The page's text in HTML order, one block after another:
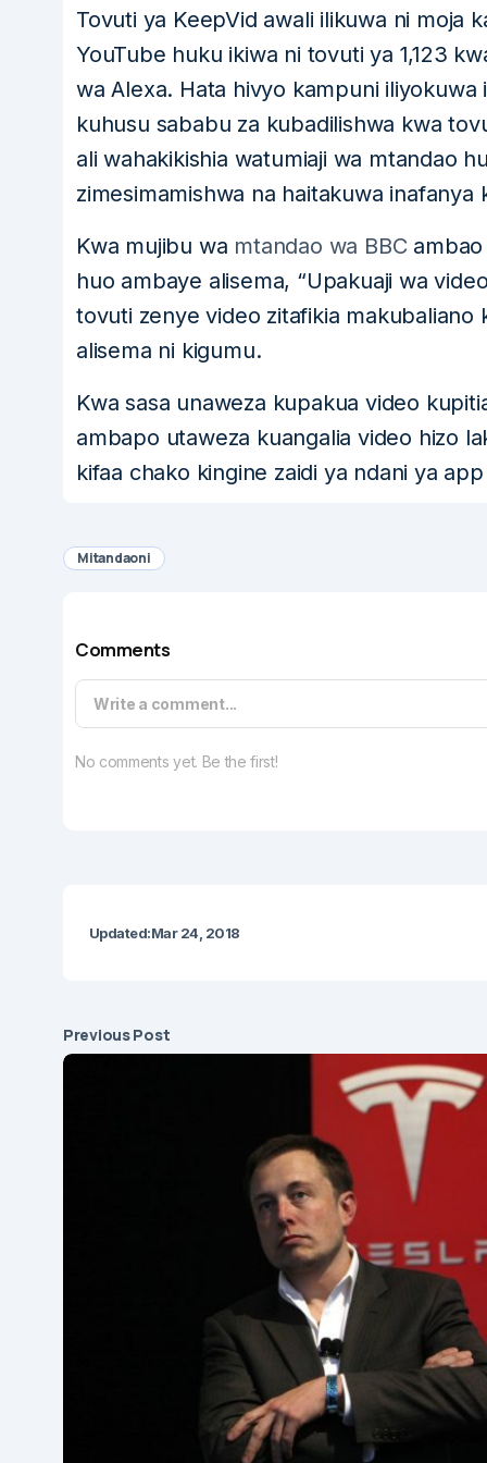
Tovuti ya KeepVid awali ilikuwa ni moja
YouTube huku ikiwa ni tovuti ya 1,123
wa Alexa. Hata hivyo kampuni
kuhusu sababu za kubadilishwa kwa
ali wahakikishia watumiaji wa mtandao
zimesimamishwa na haitakuwa inafanya
Kwa mujibu wa mtandao wa BBC
huo ambaye alisema, “Upakuaji wa
tovuti zenye video zitafikia makubaliano
alisema ni kigumu.
Kwa sasa unaweza kupakua video
ambapo utaweza kuangalia video hizo
kifaa chako kingine zaidi ya ndani ya
Mitandaoni
Comments
Write a comment...
No comments yet. Be the first!
Updated:Mar 24, 2018
Previous Post